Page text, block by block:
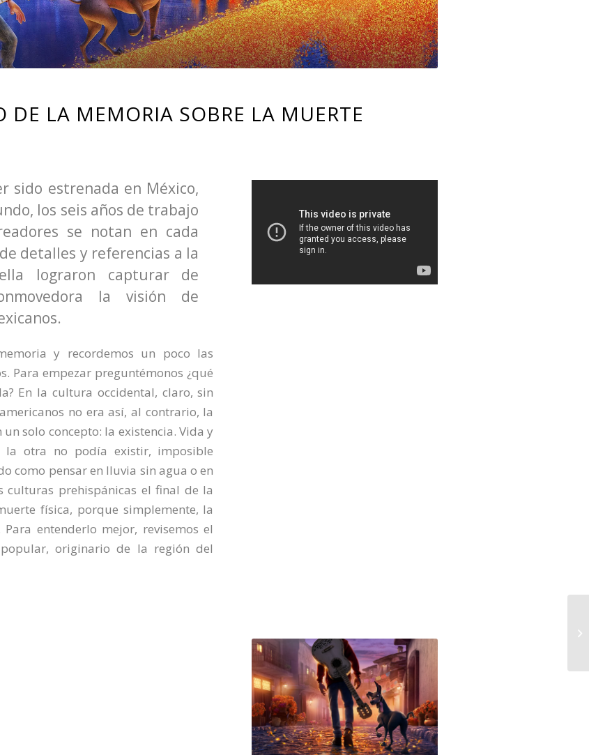
DE LA MEMORIA SOBRE LA MUERTE
sido estrenada en México,
los seis años de trabajo
se notan en cada
detalles y referencias a la
lograron capturar de
la visión de
y recordemos un poco las
Para empezar preguntémonos ¿qué
En la cultura occidental, claro, sin
no era así, al contrario, la
solo concepto: la existencia. Vida y
la otra no podía existir, imposible
como pensar en lluvia sin agua o en
culturas prehispánicas el final de la
física, porque simplemente, la
entenderlo mejor, revisemos el
originario de la región del